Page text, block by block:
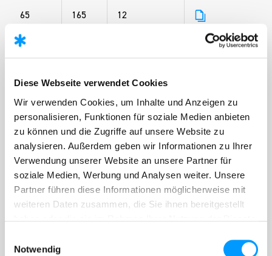
Diese Webseite verwendet Cookies
Wir verwenden Cookies, um Inhalte und Anzeigen zu
personalisieren, Funktionen für soziale Medien anbieten
zu können und die Zugriffe auf unsere Website zu
analysieren. Außerdem geben wir Informationen zu Ihrer
Verwendung unserer Website an unsere Partner für
soziale Medien, Werbung und Analysen weiter. Unsere
Partner führen diese Informationen möglicherweise mit
weiteren Daten zusammen, die Sie ihnen bereitgestellt
Notwendig
65
165
12
80
100
140
12
125
150
16,1
150
160
22,1
180
250
350
53,3
350
298
96,1